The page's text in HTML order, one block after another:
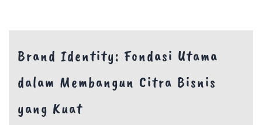
Brand Identity: Fondasi Utama
dalam Membangun Citra Bisnis
yang Kuat